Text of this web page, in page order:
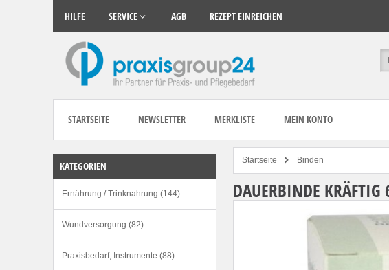
HILFE SERVICE AGB REZEPT EINREICHEN
STARTSEITE NEWSLETTER MERKLISTE MEIN KONTO
Startseite Binden
DAUERBINDE
KATEGORIEN
Ernährung / Trinknahrung (144)
Wundversorgung (82)
Praxisbedarf, Instrumente (88)